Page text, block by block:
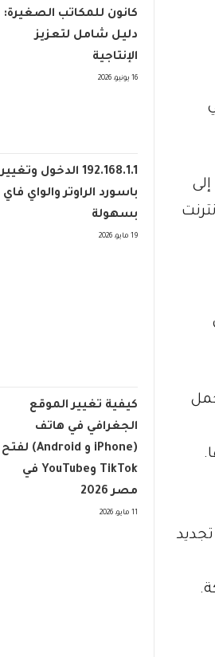
كانون للمكاتب الصغيرة:
دليل شامل لتعزيز
الإنتاجية
16 يونيو، 2026
192.168.1.1 الدخول وتغيير
باسورد الراوتر والواي فاي
بسهولة
19 مايو، 2026
كيفية تغيير الموقع
الجغرافي في هاتف
(iPhone و Android) لفتح
TikTok وYouTube في
مصر 2026
11 مايو، 2026